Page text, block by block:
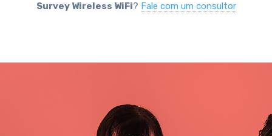
Survey Wireless WiFi? Fale com um consultor